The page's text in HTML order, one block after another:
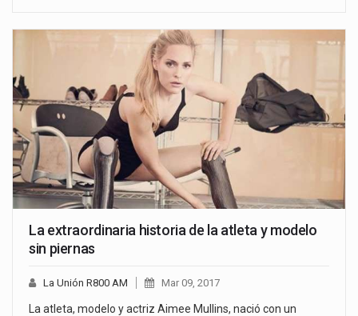
La extraordinaria historia de la atleta y modelo
sin piernas
La Unión R800 AM Mar 09, 2017
La atleta, modelo y actriz Aimee Mullins, nació con un